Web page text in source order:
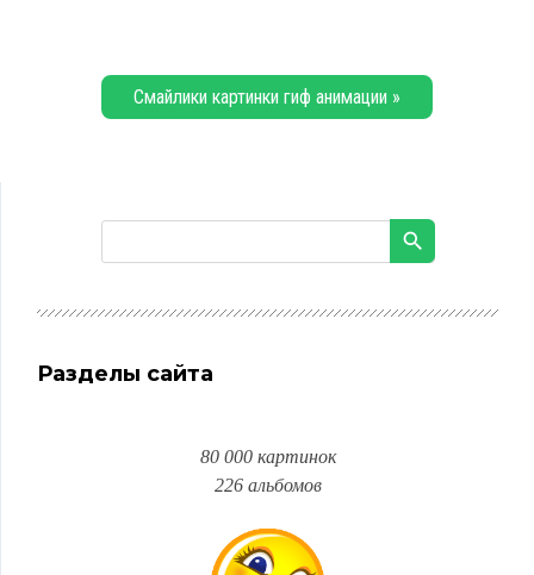
Смайлики картинки гиф анимации »
Разделы сайта
80 000 картинок
226 альбомов